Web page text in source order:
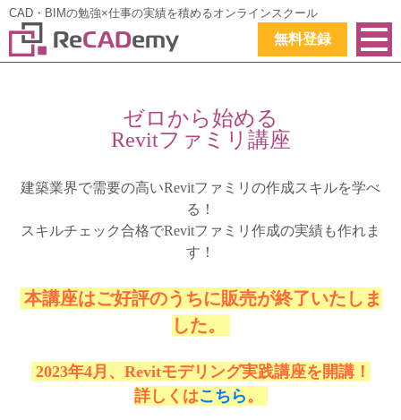
CAD・BIMの勉強×仕事の実績を積めるオンラインスクール
無料登録
ゼロから始める
Revitファミリ講座
建築業界で需要の高いRevitファミリの作成スキルを学べ
る！
スキルチェック合格でRevitファミリ作成の実績も作れま
す！
本講座はご好評のうちに販売が終了いたしま
した。
2023年4月、Revitモデリング実践講座を開講！
詳しくはこちら。